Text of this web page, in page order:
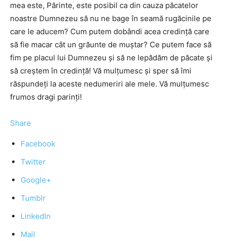
mea este, Părinte, este posibil ca din cauza păcatelor
noastre Dumnezeu să nu ne bage în seamă rugăcinile pe
care le aducem? Cum putem dobândi acea credinţă care
să fie macar cât un grăunte de muştar? Ce putem face să
fim pe placul lui Dumnezeu şi să ne lepădăm de păcate şi
să creştem în credinţă! Vă mulţumesc şi sper să îmi
răspundeţi la aceste nedumeriri ale mele. Vă mulţumesc
frumos dragi parinţi!
Share
Facebook
Twitter
Google+
Tumblr
LinkedIn
Mail